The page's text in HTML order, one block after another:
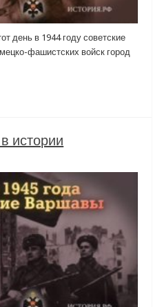
день в 1944 году советские
фашистских войск город
истории